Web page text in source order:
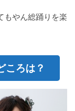
もやん総踊りを楽
ころは？